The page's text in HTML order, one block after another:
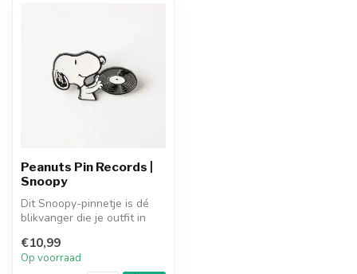
Peanuts Pin Records |
Snoopy
Dit Snoopy-pinnetje is dé
blikvanger die je outfit in
€10,99
Op voorraad